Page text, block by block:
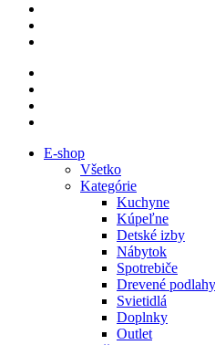
E-shop
Všetko
Kategórie
Kuchyne
Kúpeľne
Detské izby
Nábytok
Spotrebiče
Drevené podlahy
Svietidlá
Doplnky
Outlet